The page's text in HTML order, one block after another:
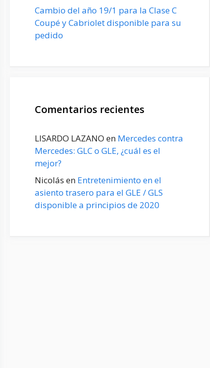
Cambio del año 19/1 para la Clase C
Coupé y Cabriolet disponible para su
pedido
Comentarios recientes
LISARDO LAZANO en Mercedes contra
Mercedes: GLC o GLE, ¿cuál es el
mejor?
Nicolás en Entretenimiento en el
asiento trasero para el GLE / GLS
disponible a principios de 2020